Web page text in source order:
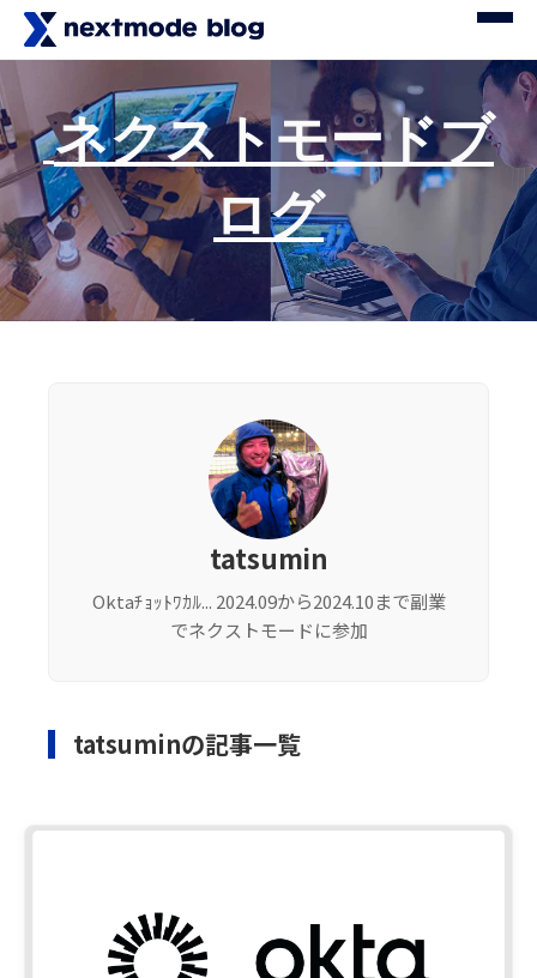
ネクストモードブ
ログ
tatsumin
Oktaﾁｮｯﾄﾜｶﾙ... 2024.09から2024.10まで副業
でネクストモードに参加
tatsuminの記事一覧